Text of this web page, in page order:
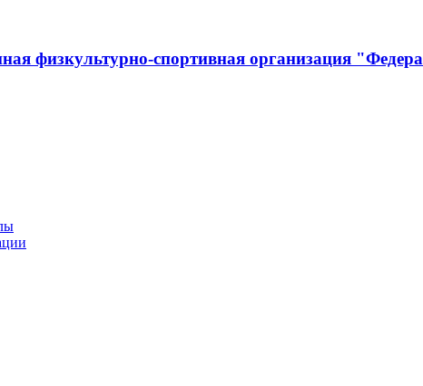
физкультурно-спортивная организация